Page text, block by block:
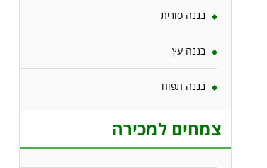
בננה סורית
בננה עץ
בננה תפוח
צמחים למכירה